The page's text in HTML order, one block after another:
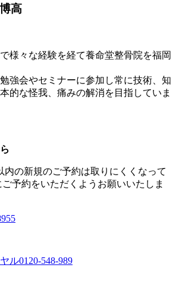
高
様々な経験を経て養命堂整骨院を福岡
強会やセミナーに参加し常に技術、知
的な怪我、痛みの解消を目指していま
内の新規のご予約は取りにくくなって
予約をいただくようお願いいたしま